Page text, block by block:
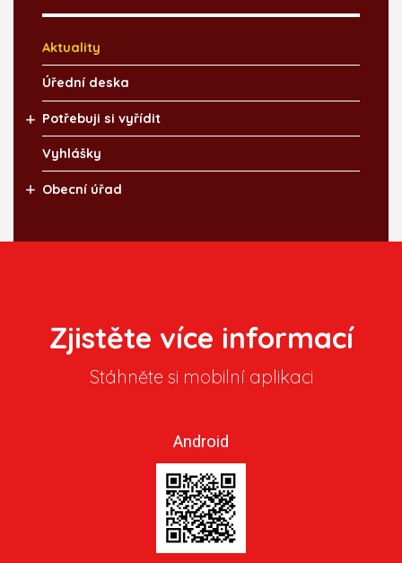
Aktuality
Úřední deska
Potřebuji si vyřídit
Vyhlášky
Obecní úřad
Zjistěte více informací
Stáhněte si mobilní aplikaci
Android